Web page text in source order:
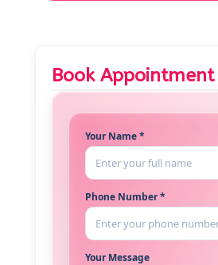
Book Appointment
Your Name *
Phone Number *
Your Message